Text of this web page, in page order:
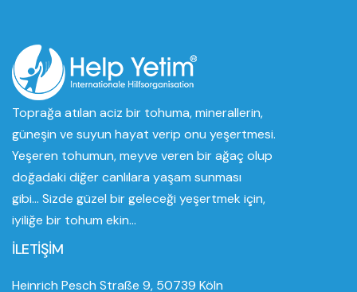
Toprağa atılan aciz bir tohuma, minerallerin,
güneşin ve suyun hayat verip onu yeşertmesi.
Yeşeren tohumun, meyve veren bir ağaç olup
doğadaki diğer canlılara yaşam sunması
gibi... Sizde güzel bir geleceği yeşertmek için,
iyiliğe bir tohum ekin...
İLETİŞİM
Heinrich Pesch Straße 9, 50739 Köln